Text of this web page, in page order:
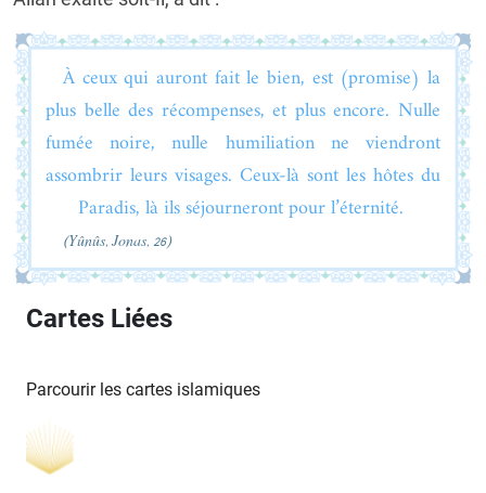
À ceux qui auront fait le bien, est (promise) la
plus belle des récompenses, et plus encore. Nulle
fumée noire, nulle humiliation ne viendront
assombrir leurs visages. Ceux-là sont les hôtes du
Paradis, là ils séjourneront pour l’éternité.
(Yûnûs, Jonas, 26)
Cartes Liées
Parcourir les cartes islamiques